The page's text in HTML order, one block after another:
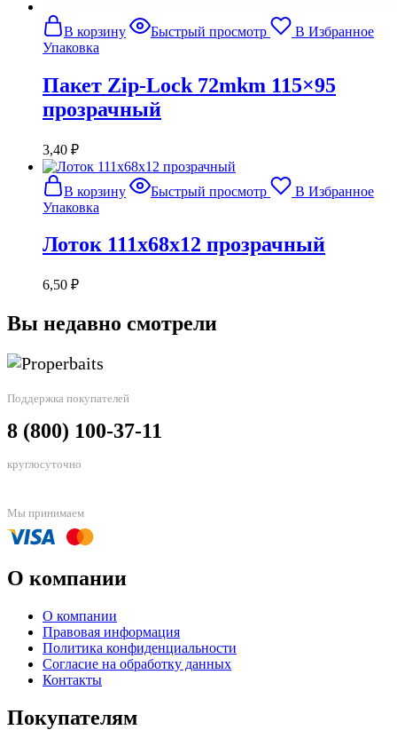
В корзину Быстрый просмотр
В Избранное
Упаковка
Пакет Zip-Lock 72mkm 115×95
прозрачный
3,40 ₽
В корзину Быстрый просмотр
В Избранное
Упаковка
Лоток 111x68x12 прозрачный
6,50 ₽
Вы недавно смотрели
Поддержка покупателей
8 (800) 100-37-11
круглосуточно
Мы принимаем
О компании
О компании
Правовая информация
Политика конфиденциальности
Согласие на обработку данных
Контакты
Покупателям